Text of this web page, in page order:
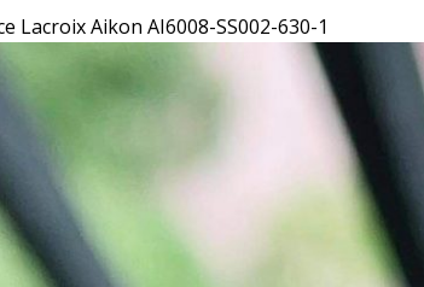
Lacroix Aikon AI6008-SS002-630-1